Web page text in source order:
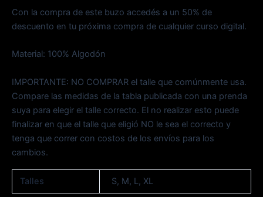
Con la compra de este buzo accedés a un 50% de
descuento en tu próxima compra de cualquier curso digital.
Material: 100% Algodón
IMPORTANTE: NO COMPRAR el talle que comúnmente usa.
Compare las medidas de la tabla publicada con una prenda
suya para elegir el talle correcto. El no realizar esto puede
finalizar en que el talle que eligió NO le sea el correcto y
tenga que correr con costos de los envíos para los
cambios.
Talles S, M, L, XL